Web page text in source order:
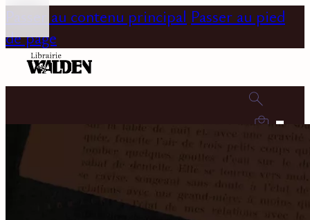
Passer au contenu principal Passer au pied
de page
0